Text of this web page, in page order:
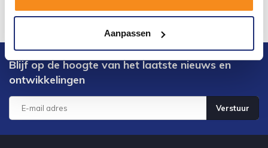
Aanpassen
Blijf op de hoogte van het laatste nieuws en
ontwikkelingen
Verstuur